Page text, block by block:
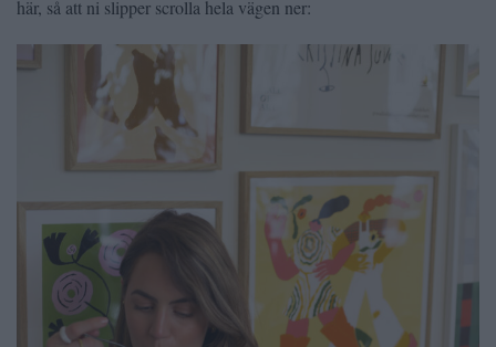
här, så att ni slipper scrolla hela vägen ner: